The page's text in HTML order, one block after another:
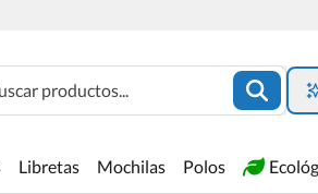
productos...
Libretas Mochilas Polos